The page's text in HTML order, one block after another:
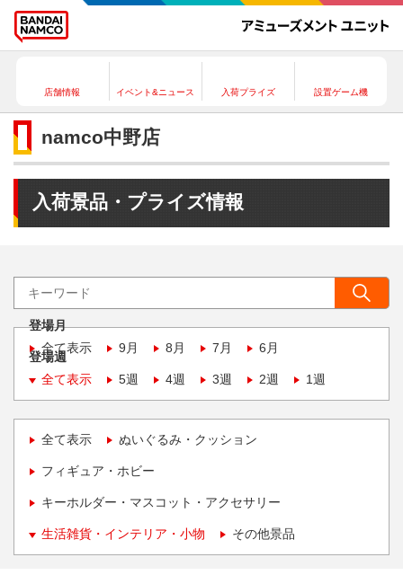
店舗情報 イベント&ニュース 入荷プライズ 設置ゲーム機
namco中野店
入荷景品・プライズ情報
登場月
全て表示
9月 8月 7月 6月
登場週
全て表示
5週 4週 3週 2週 1週
全て表示 ぬいぐるみ・クッション
フィギュア・ホビー
キーホルダー・マスコット・アクセサリー
生活雑貨・インテリア・小物 その他景品